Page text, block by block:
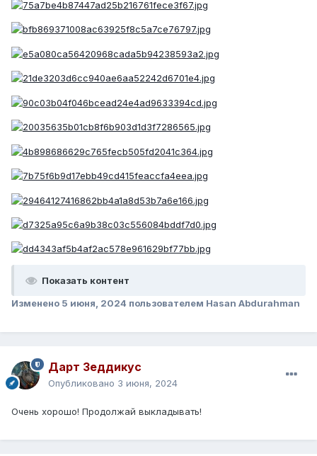
Показать контент
Изменено 5 июня, 2024 пользователем Hasan Abdurahman
Дарт Зеддикус
Опубликовано 3 июня, 2024
Очень хорошо! Продолжай выкладывать!